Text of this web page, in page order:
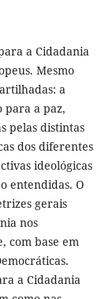
a Cidadania
Mesmo
a
para a paz,
pelas distintas
dos diferentes
ideológicas
entendidas. O
gerais
nos
com base em
a Cidadania